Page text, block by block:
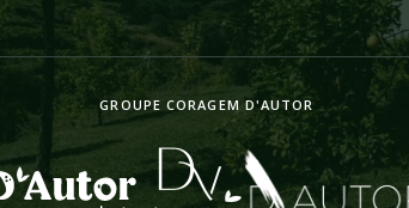
GROUPE CORAGEM D'AUTOR